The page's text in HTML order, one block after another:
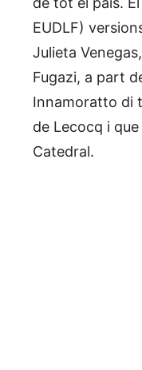
EUDLF)
Julieta
Fugazi, a part
Innamoratto di
de Lecocq i
Catedral.